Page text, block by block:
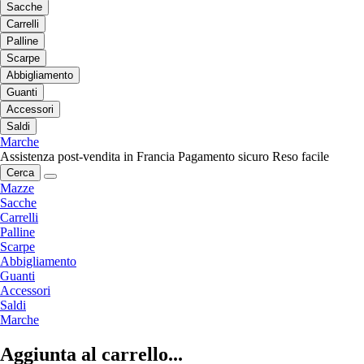
Sacche
Carrelli
Palline
Scarpe
Abbigliamento
Guanti
Accessori
Saldi
Marche
Assistenza post-vendita in Francia Pagamento sicuro Reso facile
Cerca
Mazze
Sacche
Carrelli
Palline
Scarpe
Abbigliamento
Guanti
Accessori
Saldi
Marche
Aggiunta al carrello...